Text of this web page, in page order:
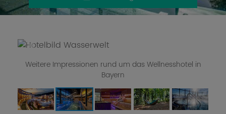
Previous
Weitere Impressionen rund um das Wellnesshotel in
Bayern